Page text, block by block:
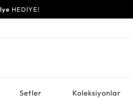
HEDİYE!
Setler Koleksiyonlar